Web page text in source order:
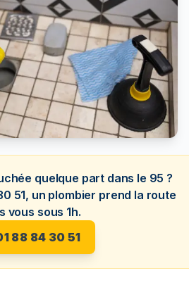
quelque part dans le 95 ?
51, un plombier prend la route
vous sous 1h.
88 84 30 51